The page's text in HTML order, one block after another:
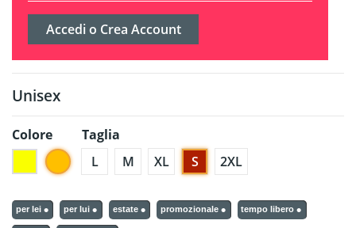
Accedi o Crea Account
Unisex
Colore
Giallo FluoArancione Fluo
Taglia
L
M XL S 2XL
per lei per lui estate promozionale tempo libero